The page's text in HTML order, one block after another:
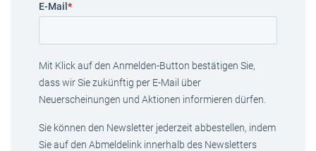
E-Mail *
Mit Klick auf den Anmelden-Button bestätigen Sie,
dass wir Sie zukünftig per E-Mail über
Neuerscheinungen und Aktionen informieren dürfen.
Sie können den Newsletter jederzeit abbestellen, indem
Sie auf den Abmeldelink innerhalb des Newsletters